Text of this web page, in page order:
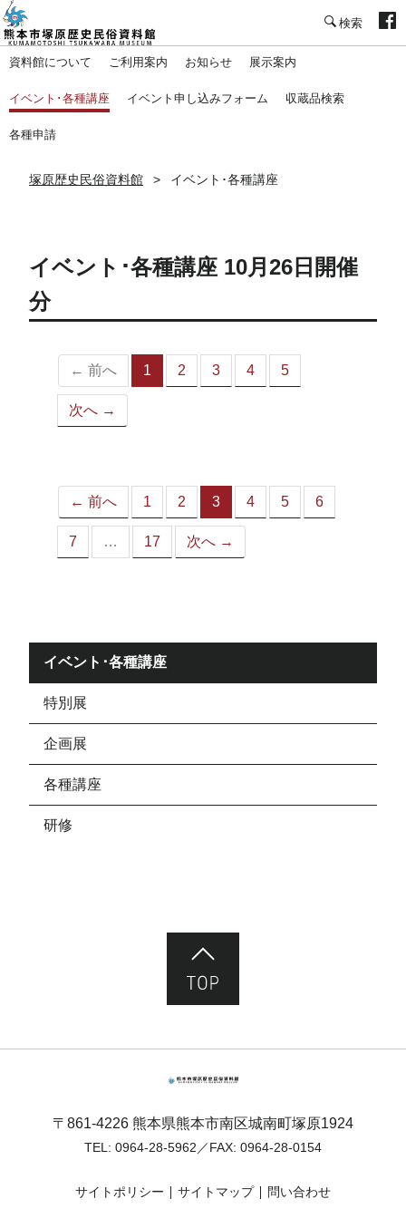
資料館について ご利用案内 お知らせ 展示案内
イベント･各種講座 イベント申し込みフォーム 収蔵品検索
各種申請
塚原歴史民俗資料館 イベント･各種講座
イベント･各種講座 10月26日開催
分
← 前へ 1
（こ
2 3 4 5
次へ →
← 前へ 1 2 3
（こ
の
4 5 6
7 … 17 次へ →
イベント･各種講座
特別展
企画展
各種講座
研修
〒861-4226 熊本県熊本市南区城南町塚原1924
TEL: 0964-28-5962 ／FAX: 0964-28-0154
サイトポリシー サイトマップ 問い合わせ